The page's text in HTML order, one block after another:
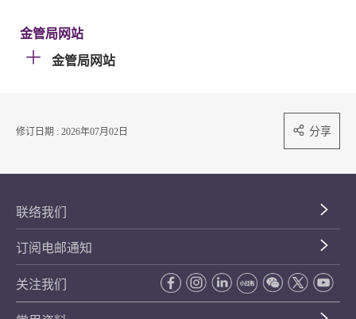
金管局网站
金管局网站
修订日期 : 2026年07月02日 分享
联络我们
订阅电邮通知
关注我们